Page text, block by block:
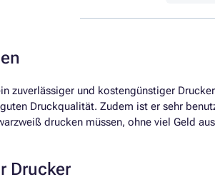
zuverlässiger und kostengünstiger
Druckqualität. Zudem ist er sehr
drucken müssen, ohne viel Geld
Drucker